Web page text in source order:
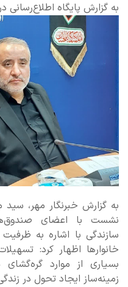
به گزارش پایگاه اطلاع‌رسانی
به گزارش خبرنگار مهر،
نشست با اعضای
سازندگی با اشاره به
خانوارها اظهار کرد:
بسیاری از موارد
زمینه‌ساز ایجاد تحول در